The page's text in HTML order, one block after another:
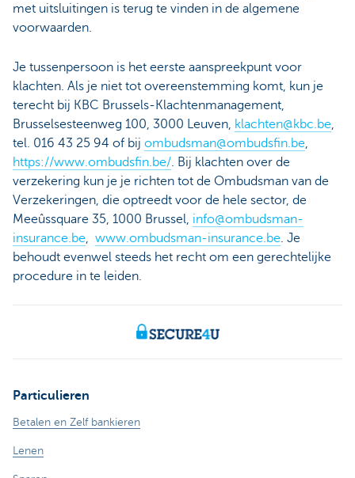
met uitsluitingen is terug te vinden in de algemene
voorwaarden.
Je tussenpersoon is het eerste aanspreekpunt voor
klachten. Als je niet tot overeenstemming komt, kun je
terecht bij KBC Brussels-Klachtenmanagement,
Brusselsesteenweg 100, 3000 Leuven, klachten@kbc.be,
tel. 016 43 25 94 of bij ombudsman@ombudsfin.be,
https://www.ombudsfin.be/. Bij klachten over de
verzekering kun je je richten tot de Ombudsman van de
Verzekeringen, die optreedt voor de hele sector, de
Meeûssquare 35, 1000 Brussel, info@ombudsman-
insurance.be, www.ombudsman-insurance.be. Je
behoudt evenwel steeds het recht om een gerechtelijke
procedure in te leiden.
Particulieren
Betalen en Zelf bankieren
Lenen